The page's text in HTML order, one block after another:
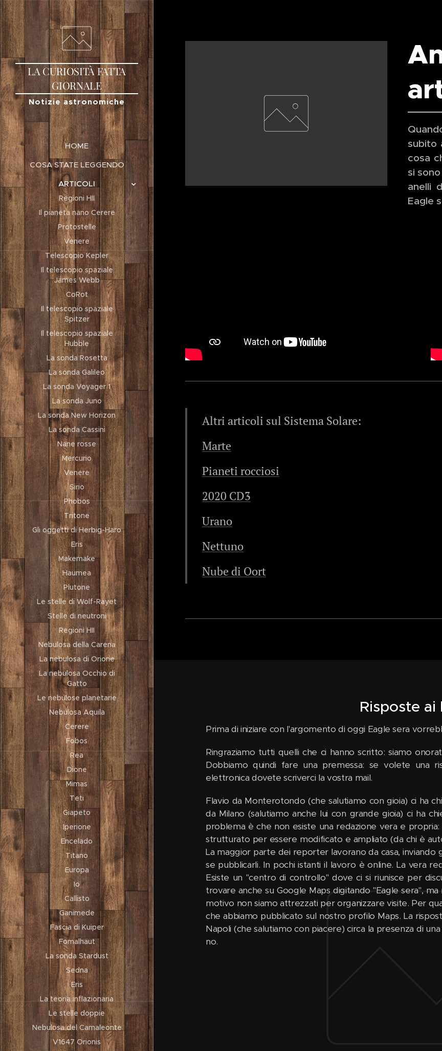
LA CURIOSITÀ FATTA
GIORNALE
Notizie astronomiche
HOME
COSA STATE LEGGENDO
ARTICOLI
Regioni HII
Il pianeta nano Cerere
Protostelle
Venere
Telescopio Kepler
Il telescopio spaziale
James Webb
CoRot
Il telescopio spaziale
Spitzer
Il telescopio spaziale
Hubble
La sonda Rosetta
La sonda Galileo
La sonda Voyager 1
La sonda Juno
La sonda New Horizon
La sonda Cassini
Nane rosse
Mercurio
Venere
Sirio
Phobos
Tritone
Gli oggetti di Herbig-Haro
Eris
Makemake
Haumea
Plutone
Le stelle di Wolf-Rayet
Stelle di neutroni
Regioni HII
Nebulosa della Carena
La nebulosa di Orione
La nebulosa Occhio di
Gatto
Le nebulose planetarie
Nebulosa Aquila
Cerere
Fobos
Rea
Dione
Mimas
Teti
Giapeto
Iperione
Encelado
Titano
Europa
Io
Callisto
Ganimede
Fascia di Kuiper
Fomalhaut
La sonda Stardust
Sedna
Eris
La teoria inflazionaria
Le stelle doppie
Nebulosa del Camaleonte
V1647 Orionis
subito
cosa
si
anelli
Eagle
Altri articoli sul Sistema Solare:
Marte
Pianeti rocciosi
2020 CD3
Urano
Nettuno
Nube di Oort
Risposte
Prima di iniziare con l'argomento di oggi Eagle sera
Ringraziamo tutti quelli che ci hanno scritto: siamo
Dobbiamo quindi fare una premessa: se volete una
elettronica dovete scriverci la vostra mail.
Flavio da Monterotondo (che salutiamo con gioia) ci ha
da Milano (salutiamo anche lui con grande gioia) ci ha
problema è che non esiste una redazione vera e
strutturato per essere modificato e ampliato (da chi è
La maggior parte dei reporter lavorano da casa, inviando
se pubblicarli. In pochi istanti il lavoro è online. La vera
Esiste un "centro di controllo" dove ci si riunisce per
trovare anche su Google Maps digitando "Eagle sera",
motivo non siamo attrezzati per organizzare visite. Per
che abbiamo pubblicato sul nostro profilo Maps. La
Napoli (che salutiamo con piacere) circa la presenza di
no.